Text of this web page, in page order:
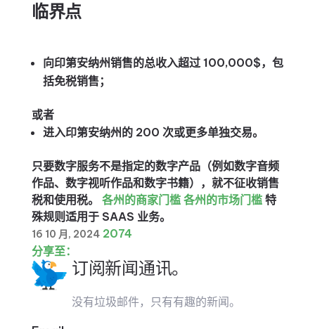
临界点
向印第安纳州销售的总收入超过 100,000$，包
括免税销售；
或者
进入印第安纳州的 200 次或更多单独交易。
只要数字服务不是指定的数字产品（例如数字音频
作品、数字视听作品和数字书籍），就不征收销售
税和使用税。 各州的商家门槛 各州的市场门槛特
殊规则适用于 SAAS 业务。
16 10 月, 2024 2074
分享至：
订阅新闻通讯。
没有垃圾邮件，只有有趣的新闻。